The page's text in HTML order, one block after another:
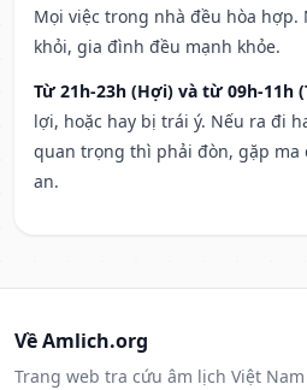
Mọi việc trong nhà đều hòa hợp.
khỏi, gia đình đều mạnh khỏe.
Từ 21h-23h (Hợi) và từ 09h-11h
lợi, hoặc hay bị trái ý. Nếu ra đi
quan trọng thì phải đòn, gặp
an.
Về Amlich.org
Trang web tra cứu âm lịch Việt